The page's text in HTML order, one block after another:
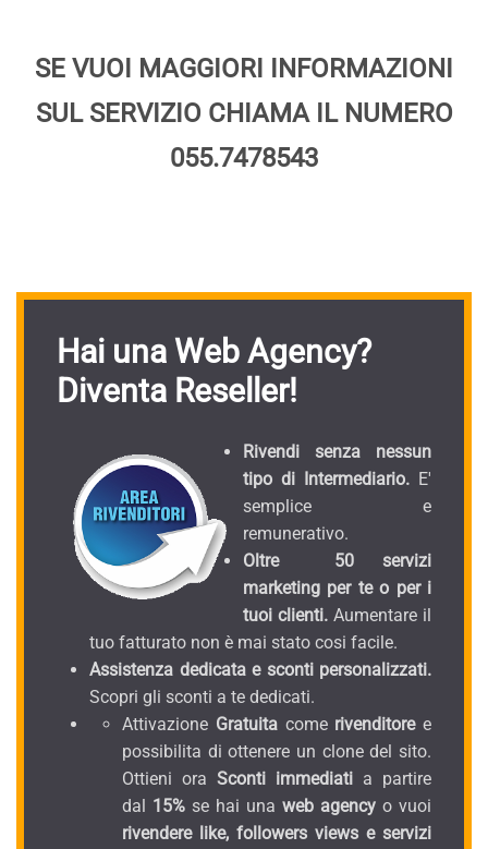
SE VUOI MAGGIORI INFORMAZIONI
SUL SERVIZIO CHIAMA IL NUMERO
055.7478543
Hai una Web Agency?
Diventa Reseller!
Rivendi senza nessun
tipo di Intermediario. E'
semplice e
remunerativo.
Oltre 50 servizi
marketing per te o per i
tuoi clienti. Aumentare il
tuo fatturato non è mai stato cosi facile.
Assistenza dedicata e sconti personalizzati.
Scopri gli sconti a te dedicati.
Attivazione Gratuitacomerivenditoree
possibilita di ottenere un clone del sito.
Ottieni ora Sconti immediati a partire
dal 15% se hai una web agency o vuoi
rivendere like, followers views e servizi